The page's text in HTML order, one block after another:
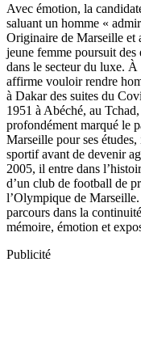
Avec émotion, la
saluant un homme «
Originaire de Marseille et
jeune femme poursuit
dans le secteur du luxe.
affirme vouloir rendre
à Dakar des suites du
1951 à Abéché, au
profondément marqué le
Marseille pour ses
sportif avant de devenir
2005, il entre dans
d’un club de football de
l’Olympique de
parcours dans la
mémoire, émotion et
Publicité